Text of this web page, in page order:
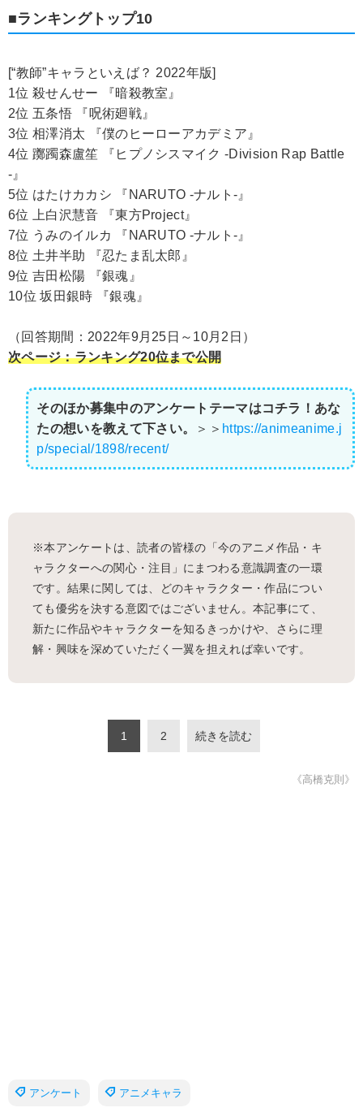
■ランキングトップ10
[“教師”キャラといえば？ 2022年版]
1位 殺せんせー 『暗殺教室』
2位 五条悟 『呪術廻戦』
3位 相澤消太 『僕のヒーローアカデミア』
4位 躑躅森盧笙 『ヒプノシスマイク -Division Rap Battle
-』
5位 はたけカカシ 『NARUTO -ナルト-』
6位 上白沢慧音 『東方Project』
7位 うみのイルカ 『NARUTO -ナルト-』
8位 土井半助 『忍たま乱太郎』
9位 吉田松陽 『銀魂』
10位 坂田銀時 『銀魂』
（回答期間：2022年9月25日～10月2日）
次ページ：ランキング20位まで公開
そのほか募集中のアンケートテーマはコチラ！あな
たの想いを教えて下さい。
＞＞ https://animeanime.j
p/special/1898/recent/
※本アンケートは、読者の皆様の「今のアニメ作品・キ
ャラクターへの関心・注目」にまつわる意識調査の一環
です。結果に関しては、どのキャラクター・作品につい
ても優劣を決する意図ではございません。本記事にて、
新たに作品やキャラクターを知るきっかけや、さらに理
解・興味を深めていただく一翼を担えれば幸いです。
1 2 続きを読む
《高橋克則》
アンケート アニメキャラ